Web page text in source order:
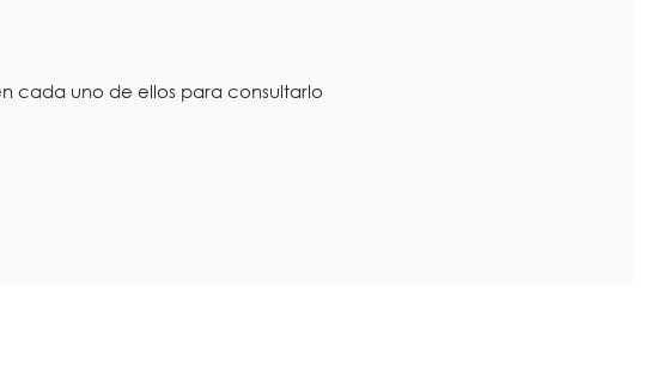
cada uno de ellos para consultarlo